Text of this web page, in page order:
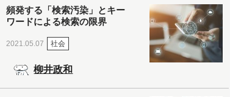
頻発する「検索汚染」とキー
ワードによる検索の限界
2021.05.07 社会
柳井政和